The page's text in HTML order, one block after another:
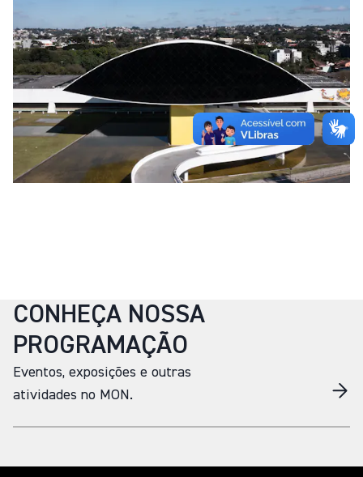
CONHEÇA NOSSA
PROGRAMAÇÃO
Eventos, exposições e outras
atividades no MON.